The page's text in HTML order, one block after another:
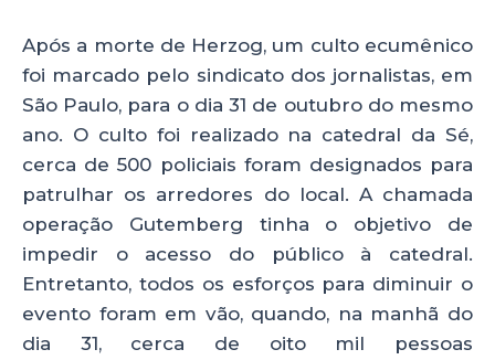
Após a morte de Herzog, um culto ecumênico
foi marcado pelo sindicato dos jornalistas, em
São Paulo, para o dia 31 de outubro do mesmo
ano. O culto foi realizado na catedral da Sé,
cerca de 500 policiais foram designados para
patrulhar os arredores do local. A chamada
operação Gutemberg tinha o objetivo de
impedir o acesso do público à catedral.
Entretanto, todos os esforços para diminuir o
evento foram em vão, quando, na manhã do
dia 31, cerca de oito mil pessoas